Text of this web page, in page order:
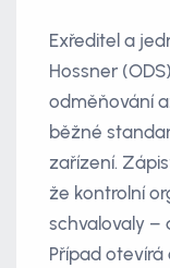
Exředitel a
Hossner
odměňování
běžné
zařízení.
že kontrolní
schvalovaly –
Případ